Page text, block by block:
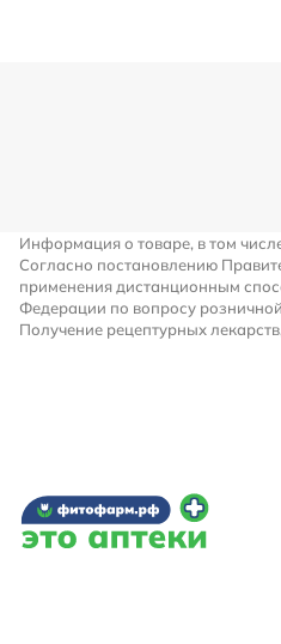
Информация о товаре, в том
Согласно постановлению
применения дистанционным
Федерации по вопросу
Получение рецептурных